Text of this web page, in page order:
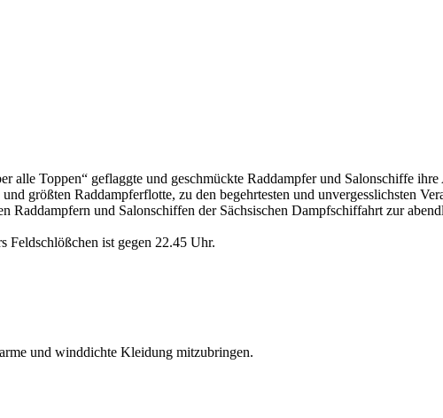
alle Toppen“ geflaggte und geschmückte Raddampfer und Salonschiffe
größten Raddampferflotte, zu den begehrtesten und unvergesslichsten
Raddampfern und Salonschiffen der Sächsischen Dampfschiffahrt zur
Feldschlößchen ist gegen 22.45 Uhr.
und winddichte Kleidung mitzubringen.